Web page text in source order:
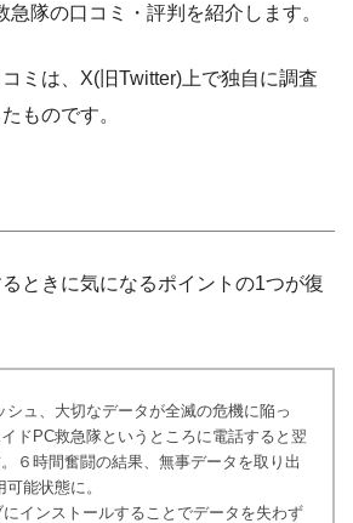
急隊の口コミ・評判を紹介します。
ミは、X(旧Twitter)上で独自に調査
ものです。
ときに気になるポイントの1つが復
シュ、大切なデータが全滅の危機に陥っ
ドPC救急隊というところに電話すると翌
６時間奮闘の結果、無事データを取り出
能状態に。
インストールすることでデータを失わず